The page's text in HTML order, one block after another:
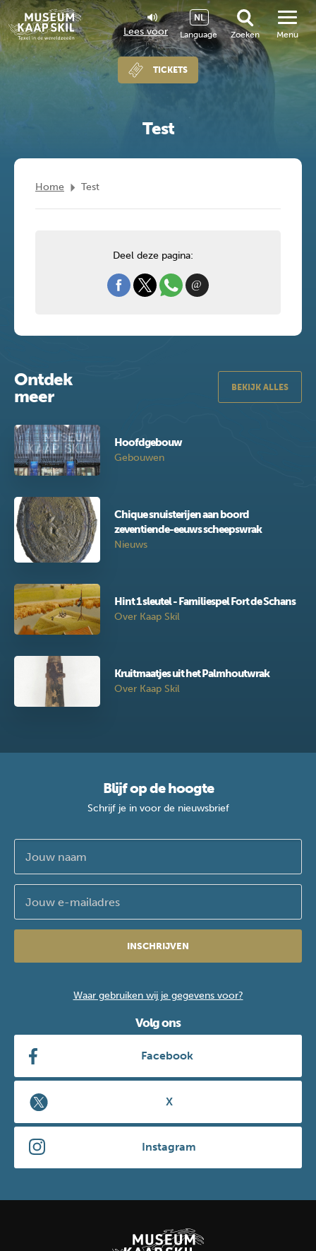
Lees voor Language
NL
Zoeken
TICKETS
Menu
Test
Home Test
Deel deze pagina:
Ontdek
meer
BEKIJK ALLES
Hoofdgebouw
Gebouwen
Chique snuisterijen aan boord
zeventiende-eeuws scheepswrak
Nieuws
Hint 1 sleutel - Familiespel Fort de Schans
Over Kaap Skil
Kruitmaatjes uit het Palmhoutwrak
Over Kaap Skil
Blijf op de hoogte
Schrijf je in voor de nieuwsbrief
INSCHRIJVEN
Waar gebruiken wij je gegevens voor?
Volg ons
Facebook
X
Instagram